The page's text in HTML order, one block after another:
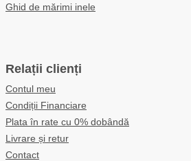
Ghid de mărimi inele
Relații clienți
Contul meu
Condiții Financiare
Plata în rate cu 0% dobândă
Livrare și retur
Contact